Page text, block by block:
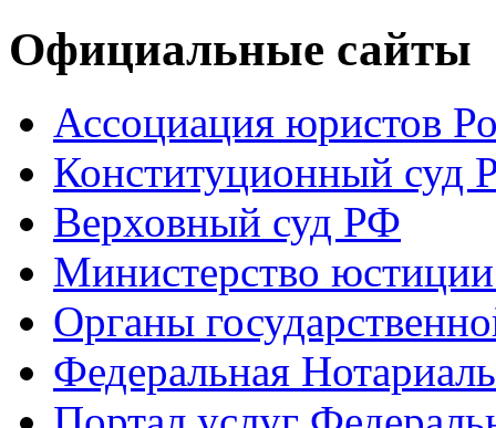
Официальные сайты
Ассоциация юристов
Конституционный суд
Верховный суд РФ
Министерство
Органы
Федеральная